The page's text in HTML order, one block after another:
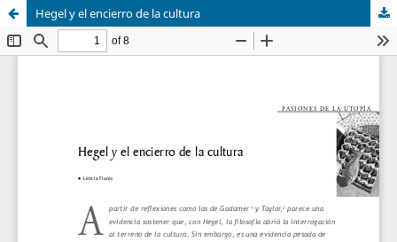
Hegel y el encierro de la cultura